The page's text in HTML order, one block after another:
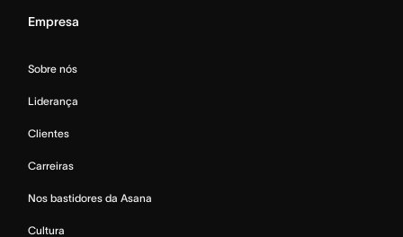
Empresa
Sobre nós
Liderança
Clientes
Carreiras
Nos bastidores da Asana
Cultura